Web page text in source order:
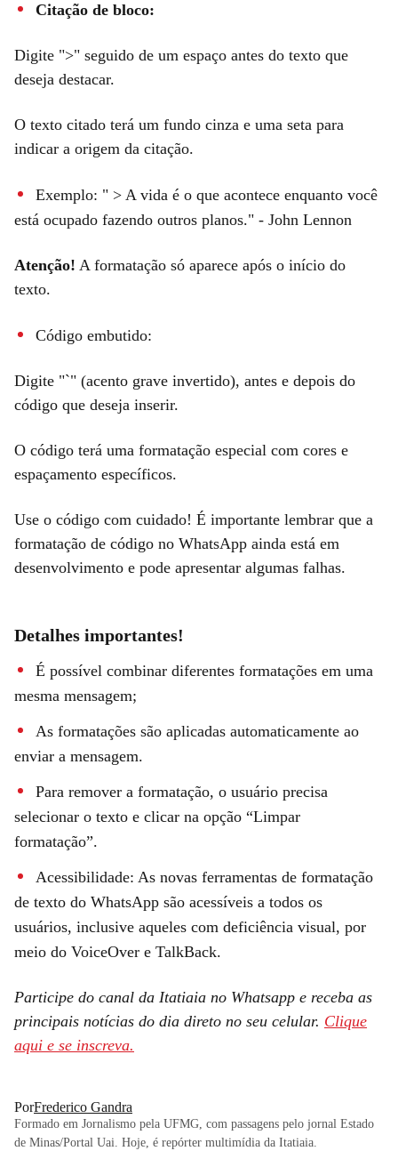
Citação de bloco:
Digite ">" seguido de um espaço antes do texto que
deseja destacar.
O texto citado terá um fundo cinza e uma seta para
indicar a origem da citação.
Exemplo: " > A vida é o que acontece enquanto você
está ocupado fazendo outros planos." - John Lennon
Atenção! A formatação só aparece após o início do
texto.
Código embutido:
Digite "`" (acento grave invertido), antes e depois do
código que deseja inserir.
O código terá uma formatação especial com cores e
espaçamento específicos.
Use o código com cuidado! É importante lembrar que a
formatação de código no WhatsApp ainda está em
desenvolvimento e pode apresentar algumas falhas.
Detalhes importantes!
É possível combinar diferentes formatações em uma
mesma mensagem;
As formatações são aplicadas automaticamente ao
enviar a mensagem.
Para remover a formatação, o usuário precisa
selecionar o texto e clicar na opção “Limpar
formatação”.
Acessibilidade: As novas ferramentas de formatação
de texto do WhatsApp são acessíveis a todos os
usuários, inclusive aqueles com deficiência visual, por
meio do VoiceOver e TalkBack.
Participe do canal da Itatiaia no Whatsapp e receba as
principais notícias do dia direto no seu celular. Clique
aqui e se inscreva.
PorFrederico Gandra
Formado em Jornalismo pela UFMG, com passagens pelo jornal Estado
de Minas/Portal Uai. Hoje, é repórter multimídia da Itatiaia.